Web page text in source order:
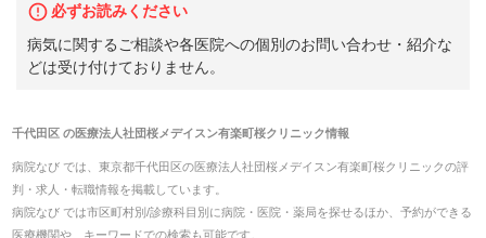
必ずお読みください
病気に関するご相談や各医院への個別のお問い合わせ・紹介な
どは受け付けておりません。
千代田区の医療法人社団桜メデイスン有楽町桜クリニック情報
病院なび では、 東京都千代田区の医療法人社団桜メデイスン有楽町桜クリニックの評
判・求人・転職情報を掲載しています。
病院なび では市区町村別/診療科目別に病院・医院・薬局を探せるほか、予約ができる
医療機関や、キーワードでの検索も可能です。